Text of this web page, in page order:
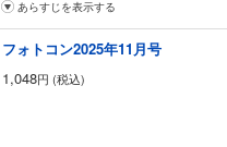
あらすじを表示する
フォトコン2025年11月号
1,048円 (税込)